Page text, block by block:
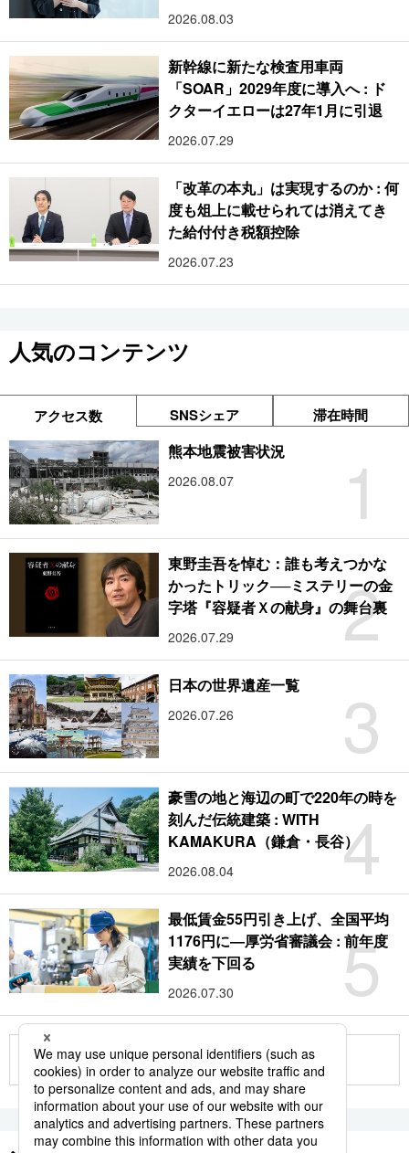
2026.08.03
新幹線に新たな検査用車両
「SOAR」2029年度に導入へ : ド
クターイエローは27年1月に引退
2026.07.29
「改革の本丸」は実現するのか : 何
度も俎上に載せられては消えてき
た給付付き税額控除
2026.07.23
人気のコンテンツ
アクセス数 SNSシェア 滞在時間
1
熊本地震被害状況
2026.08.07
2
東野圭吾を悼む：誰も考えつかな
かったトリック──ミステリーの金
字塔『容疑者Ｘの献身』の舞台裏
2026.07.29
3
日本の世界遺産一覧
2026.07.26
4
豪雪の地と海辺の町で220年の時を
刻んだ伝統建築 : WITH
KAMAKURA（鎌倉・長谷）
2026.08.04
5
最低賃金55円引き上げ、全国平均
1176円に―厚労省審議会 : 前年度
実績を下回る
2026.07.30
もっと見る